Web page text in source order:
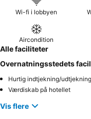
Wi-fi i lobbyen
Aircondition
Alle faciliteter
Overnatningsstedets
Hurtig indtjekning/udtjekning
Værdiskab på hotellet
Vis flere